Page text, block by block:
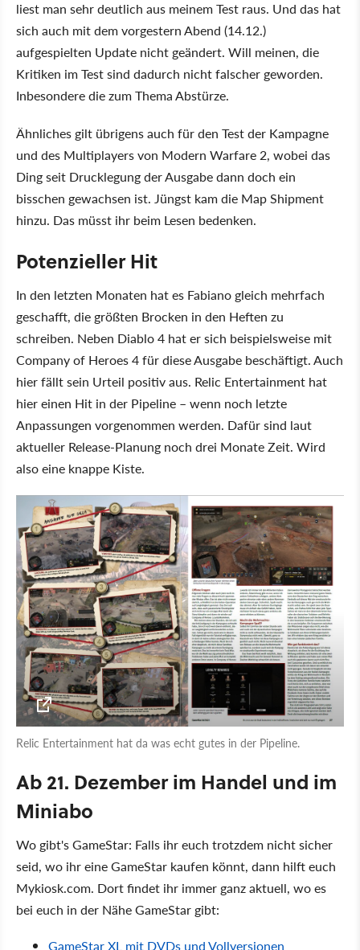
liest man sehr deutlich aus meinem Test raus. Und das hat
sich auch mit dem vorgestern Abend (14.12.)
aufgespielten Update nicht geändert. Will meinen, die
Kritiken im Test sind dadurch nicht falscher geworden.
Inbesondere die zum Thema Abstürze.
Ähnliches gilt übrigens auch für den Test der Kampagne
und des Multiplayers von Modern Warfare 2, wobei das
Ding seit Drucklegung der Ausgabe dann doch ein
bisschen gewachsen ist. Jüngst kam die Map Shipment
hinzu. Das müsst ihr beim Lesen bedenken.
Potenzieller Hit
In den letzten Monaten hat es Fabiano gleich mehrfach
geschafft, die größten Brocken in den Heften zu
schreiben. Neben Diablo 4 hat er sich beispielsweise mit
Company of Heroes 4 für diese Ausgabe beschäftigt. Auch
hier fällt sein Urteil positiv aus. Relic Entertainment hat
hier einen Hit in der Pipeline – wenn noch letzte
Anpassungen vorgenommen werden. Dafür sind laut
aktueller Release-Planung noch drei Monate Zeit. Wird
also eine knappe Kiste.
Relic Entertainment hat da was echt gutes in der Pipeline.
Ab 21. Dezember im Handel und im
Miniabo
Wo gibt's GameStar: Falls ihr euch trotzdem nicht sicher
seid, wo ihr eine GameStar kaufen könnt, dann hilft euch
Mykiosk.com. Dort findet ihr immer ganz aktuell, wo es
bei euch in der Nähe GameStar gibt:
GameStar XL mit DVDs und Vollversionen